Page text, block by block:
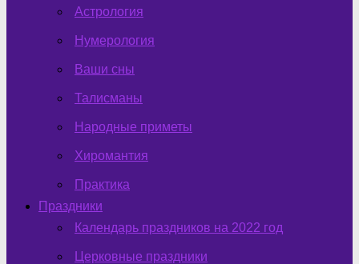
Астрология
Нумерология
Ваши сны
Талисманы
Народные приметы
Хиромантия
Практика
Праздники
Календарь праздников на 2022 год
Церковные праздники